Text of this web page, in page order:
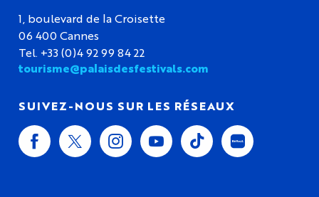
1, boulevard de la Croisette
06 400 Cannes
Tel. +33 (0)4 92 99 84 22
tourisme@palaisdesfestivals.com
SUIVEZ-NOUS SUR LES RÉSEAUX